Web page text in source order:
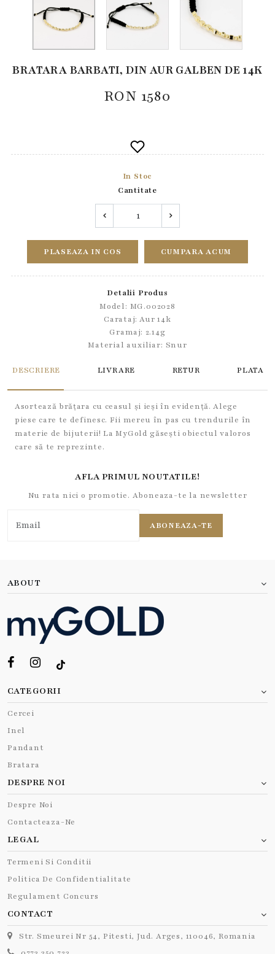
BRATARA BARBATI, DIN AUR GALBEN DE 14K
RON 1580
In Stoc
Cantitate
PLASEAZA IN COS CUMPARA ACUM
Detalii Produs
Model: MG.002028
Carataj: Aur 14k
Gramaj: 2.14g
Material auxiliar: Snur
DESCRIERE LIVRARE RETUR PLATA
Asortează brățara cu ceasul și ieși în evidență. Alege
piese care te definesc. Fii mereu în pas cu trendurile în
materie de bijuterii! La MyGold găsești obiectul valoros
care să te reprezinte.
AFLA PRIMUL NOUTATILE!
Nu rata nici o promotie. Aboneaza-te la newsletter
ABONEAZA-TE
ABOUT
CATEGORII
Cercei
Inel
Pandant
Bratara
DESPRE NOI
Despre Noi
Contacteaza-Ne
LEGAL
Termeni Si Conditii
Politica De Confidentialitate
Regulament Concurs
CONTACT
Str. Smeurei Nr 54, Pitesti, Jud. Arges, 110046, Romania